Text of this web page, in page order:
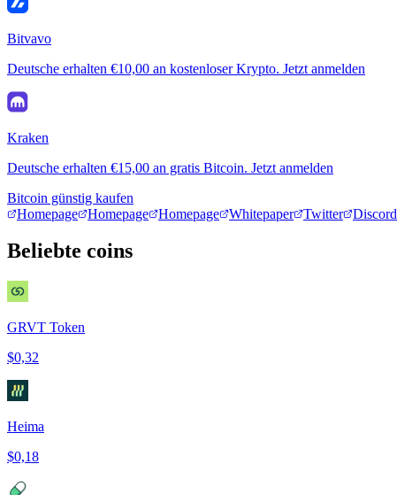
Bitvavo
Deutsche erhalten €10,00 an kostenloser Krypto. Jetzt anmelden
Kraken
Deutsche erhalten €15,00 an gratis Bitcoin. Jetzt anmelden
Bitcoin günstig kaufen
Homepage
Homepage Homepage Whitepaper Twitter Discord
Beliebte coins
GRVT Token
$0,32
Heima
$0,18